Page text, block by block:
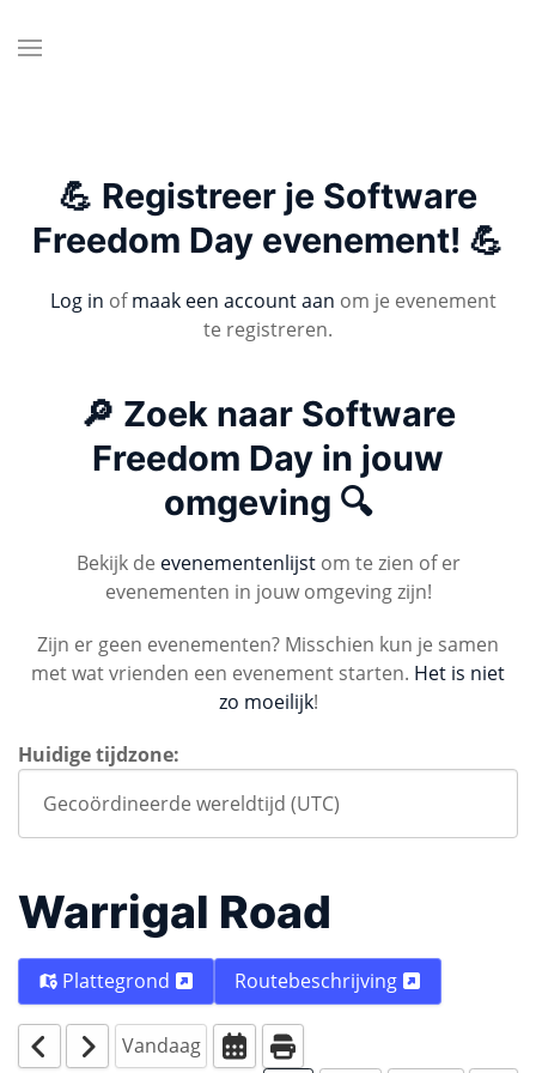
💪 Registreer je Software
Freedom Day evenement! 💪
Log in ofmaak een account aan om je evenement
te registreren.
🔎 Zoek naar Software
Freedom Day in jouw
omgeving 🔍
Bekijk de evenementenlijstom te zien of er
evenementen in jouw omgeving zijn!
Zijn er geen evenementen? Misschien kun je samen
met wat vrienden een evenement starten. Het is niet
zo moeilijk!
Huidige tijdzone:
Warrigal Road
Plattegrond Routebeschrijving
Vandaag